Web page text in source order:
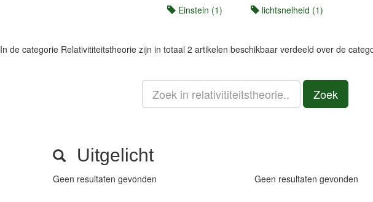
Einstein (1) lichtsnelheid (1)
In de categorie Relativititeitstheorie zijn in totaal 2 artikelen beschikbaar verdeeld over de
Zoek
Uitgelicht
Geen resultaten gevonden Geen resultaten gevonden